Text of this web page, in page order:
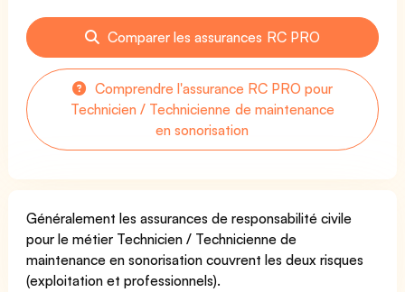
Comparer les assurances RC PRO
Comprendre l'assurance RC PRO pour
Technicien / Technicienne de maintenance
en sonorisation
Généralement les assurances de responsabilité civile
pour le métier Technicien / Technicienne de
maintenance en sonorisation couvrent les deux risques
(exploitation et professionnels).